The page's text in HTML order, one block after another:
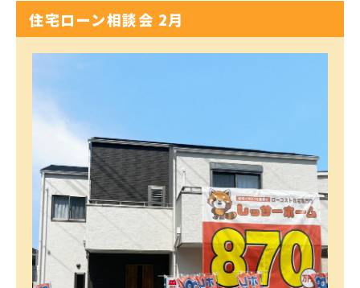
住宅ローン相談会 2月